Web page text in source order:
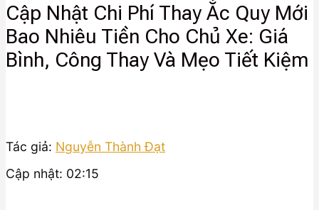
Cập Nhật Chi Phí Thay Ắc Quy Mới
Bao Nhiêu Tiền Cho Chủ Xe: Giá
Bình, Công Thay Và Mẹo Tiết Kiệm
Tác giả: Nguyễn Thành Đạt
Cập nhật: 02:15